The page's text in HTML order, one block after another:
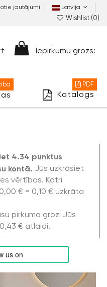
jautājumi Latvija
Wishlist (0)
Iepirkumu grozs:
Katalogs
PDF
4.34 punktus
kontā. Jūs uzkrāsiet
vērtības. Katri
€ = 0,10 € uzkrāta
pirkuma grozi Jūs
€ atlaidi.